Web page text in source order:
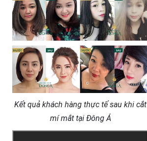
Kết quả khách hàng thực tế sau khi cắt
mí mắt tại Đông Á